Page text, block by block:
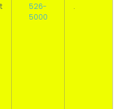
526-
5000
.